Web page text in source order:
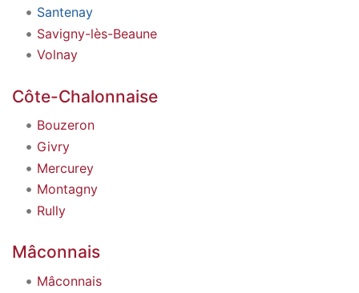
Santenay
Savigny-lès-Beaune
Volnay
Côte-Chalonnaise
Bouzeron
Givry
Mercurey
Montagny
Rully
Mâconnais
Mâconnais